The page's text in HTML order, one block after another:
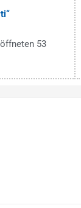
53